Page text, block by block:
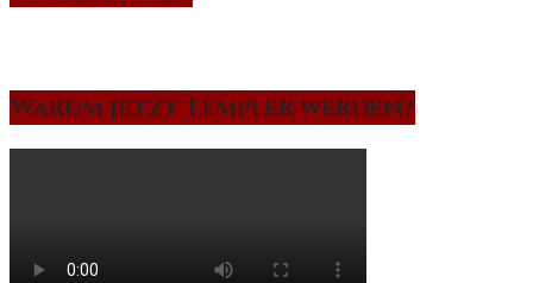
Warum jetzt Templer werden?